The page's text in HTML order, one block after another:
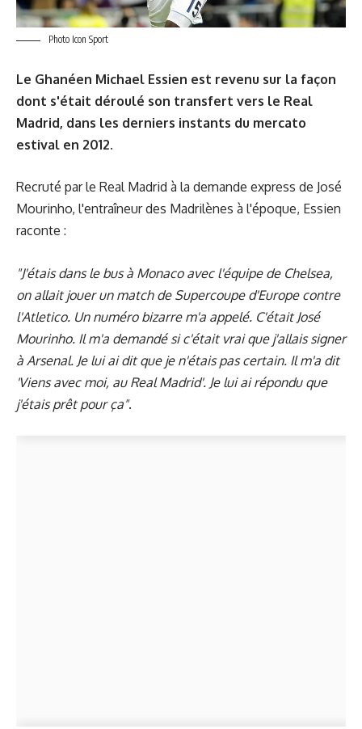
Photo Icon Sport
Le Ghanéen Michael Essien est revenu sur la façon
dont s'était déroulé son transfert vers le Real
Madrid, dans les derniers instants du mercato
estival en 2012.
Recruté par le Real Madrid à la demande express de José
Mourinho, l'entraîneur des Madrilènes à l'époque, Essien
raconte :
"J'étais dans le bus à Monaco avec l'équipe de Chelsea,
on allait jouer un match de Supercoupe d'Europe contre
l'Atletico. Un numéro bizarre m'a appelé. C'était José
Mourinho. Il m'a demandé si c'était vrai que j'allais signer
à Arsenal. Je lui ai dit que je n'étais pas certain. Il m'a dit
'Viens avec moi, au Real Madrid'. Je lui ai répondu que
j'étais prêt pour ça".